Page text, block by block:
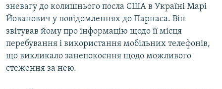
зневагу до колишнього посла США в Україні Марі
Йованович у повідомленнях до Парнаса. Він
звітував йому про інформацію щодо її місця
перебування і використання мобільних телефонів,
що викликало занепокоєння щодо можливого
стеження за нею.